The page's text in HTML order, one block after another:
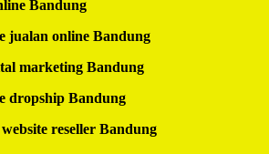
Bandung
jualan online Bandung
marketing Bandung
dropship Bandung
reseller Bandung